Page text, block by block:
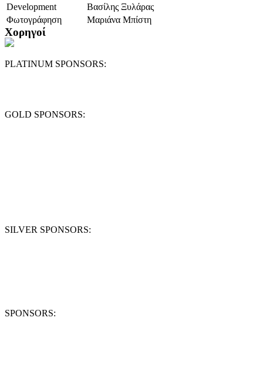
Development
Βασίλης Ξυλάρας
Φωτογράφηση
Μαριάνα Μπίστη
Χορηγοί
PLATINUM SPONSORS:
GOLD SPONSORS:
SILVER SPONSORS:
SPONSORS: